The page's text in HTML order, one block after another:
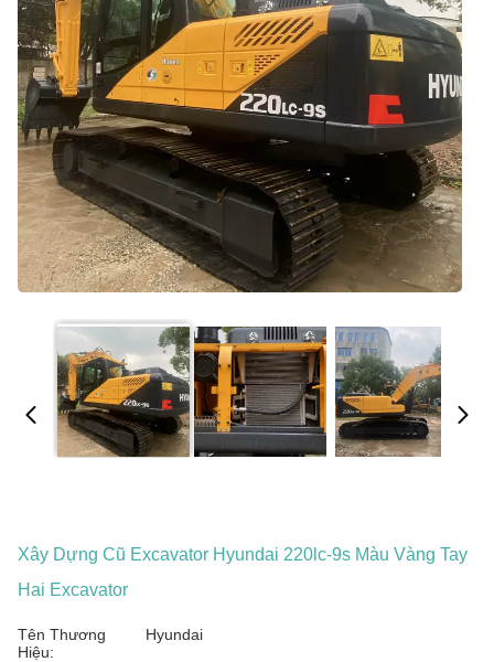
Xây Dựng Cũ Excavator Hyundai 220lc-9s Màu Vàng Tay
Hai Excavator
Tên Thương
Hiệu:
Hyundai